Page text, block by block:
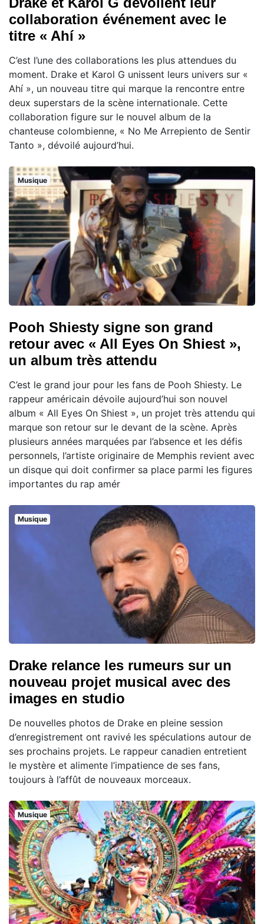
collaboration événement avec le
titre « Ahí »
C’est l’une des collaborations les plus attendues du
moment. Drake et Karol G unissent leurs univers sur «
Ahí », un nouveau titre qui marque la rencontre entre
deux superstars de la scène internationale. Cette
collaboration figure sur le nouvel album de la
chanteuse colombienne, « No Me Arrepiento de Sentir
Tanto », dévoilé aujourd’hui.
Musique
Pooh Shiesty signe son grand
retour avec « All Eyes On Shiest »,
un album très attendu
C’est le grand jour pour les fans de Pooh Shiesty. Le
rappeur américain dévoile aujourd’hui son nouvel
album « All Eyes On Shiest », un projet très attendu qui
marque son retour sur le devant de la scène. Après
plusieurs années marquées par l’absence et les défis
personnels, l’artiste originaire de Memphis revient avec
un disque qui doit confirmer sa place parmi les figures
importantes du rap amér
Musique
Drake relance les rumeurs sur un
nouveau projet musical avec des
images en studio
De nouvelles photos de Drake en pleine session
d’enregistrement ont ravivé les spéculations autour de
ses prochains projets. Le rappeur canadien entretient
le mystère et alimente l’impatience de ses fans,
toujours à l’affût de nouveaux morceaux.
Musique